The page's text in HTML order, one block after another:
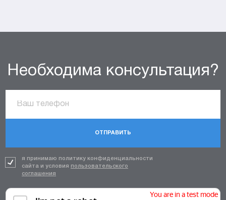
Необходима консультация?
ОТПРАВИТЬ
я принимаю политику конфиденциальности
сайта и условия пользовательского
соглашения